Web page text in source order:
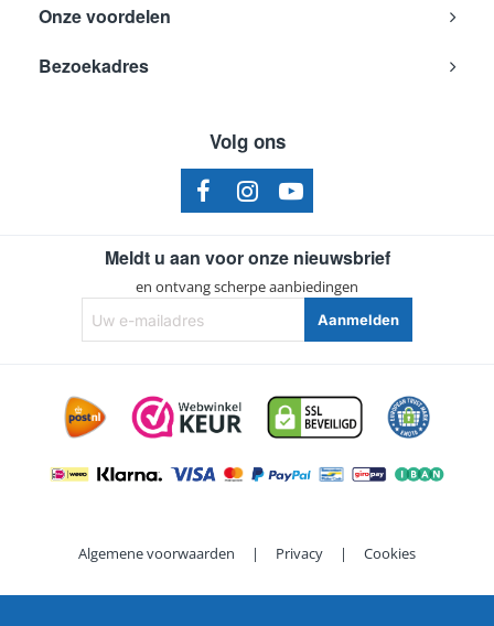
Onze voordelen
Bezoekadres
Volg ons
Meldt u aan voor onze nieuwsbrief
en ontvang scherpe aanbiedingen
e-
mailadres
Aanmelden
Algemene voorwaarden | Privacy | Cookies